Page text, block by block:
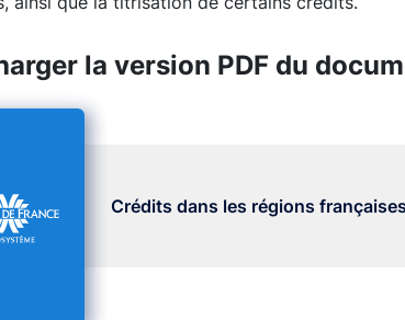
la version PDF du
Crédits dans les régions